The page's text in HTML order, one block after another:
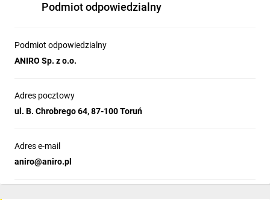
Podmiot odpowiedzialny
Podmiot odpowiedzialny
ANIRO Sp. z o.o.
Adres pocztowy
ul. B. Chrobrego 64, 87-100 Toruń
Adres e-mail
aniro@aniro.pl